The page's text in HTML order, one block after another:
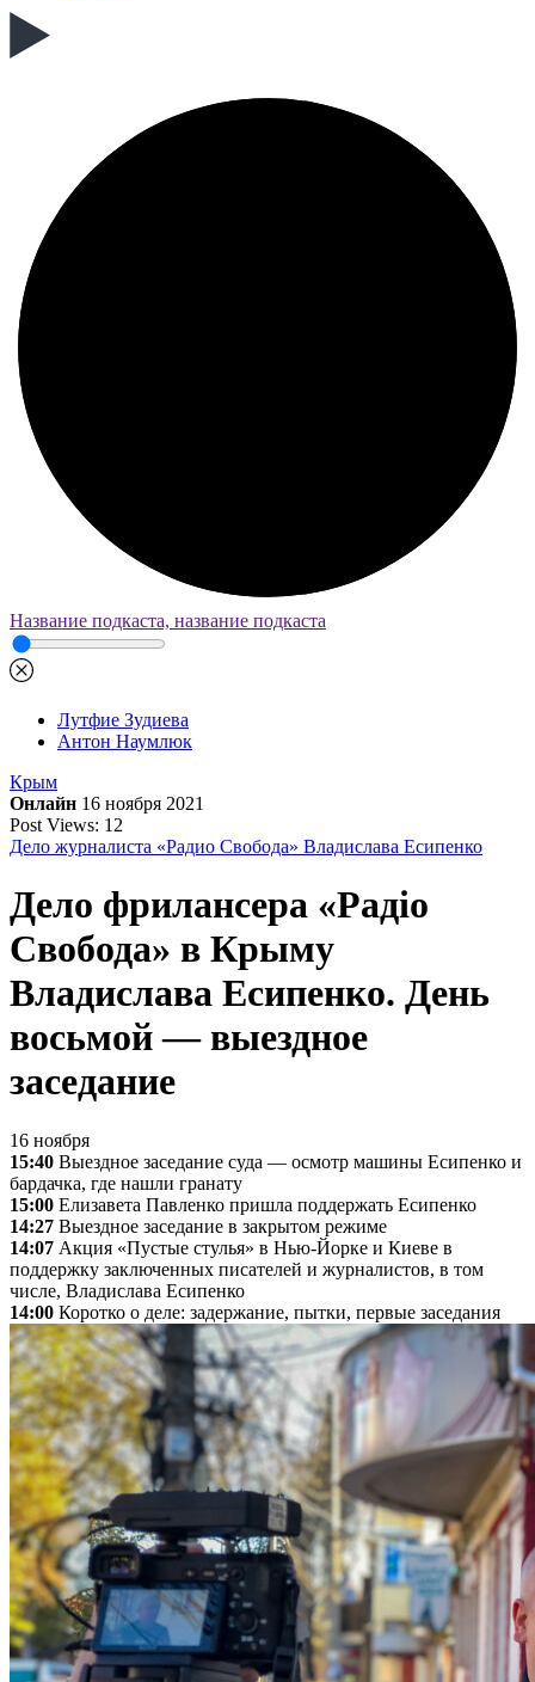
Название подкаста, название подкаста
Лутфие Зудиева
Антон Наумлюк
Крым
Онлайн 16 ноября 2021
Post Views: 12
Дело журналиста «Радио Свобода» Владислава Есипенко
Дело фрилансера «Радіо
Свобода» в Крыму
Владислава Есипенко. День
восьмой — выездное
заседание
16 ноября
15:40 Выездное заседание суда — осмотр машины Есипенко и
бардачка, где нашли гранату
15:00 Елизавета Павленко пришла поддержать Есипенко
14:27 Выездное заседание в закрытом режиме
14:07 Акция «Пустые стулья» в Нью-Йорке и Киеве в
поддержку заключенных писателей и журналистов, в том
числе, Владислава Есипенко
14:00 Коротко о деле: задержание, пытки, первые заседания